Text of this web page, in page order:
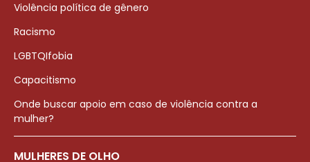
Violência política de gênero
Racismo
LGBTQIfobia
Capacitismo
Onde buscar apoio em caso de violência contra a
mulher?
MULHERES DE OLHO